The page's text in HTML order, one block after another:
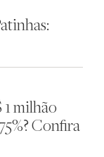
1 milhão
Confira